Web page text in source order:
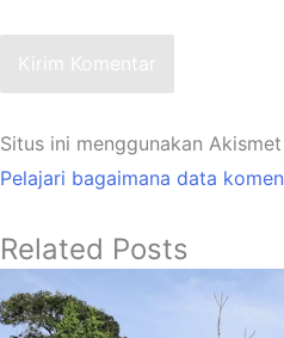
Kirim Komentar
Situs ini menggunakan
Pelajari bagaimana data
Related Posts